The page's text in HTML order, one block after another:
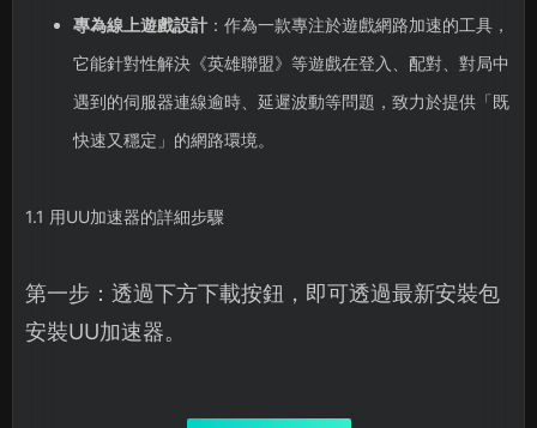
專為線上遊戲設計：作為一款專注於遊戲網路加速的工具，
它能針對性解決《英雄聯盟》等遊戲在登入、配對、對局中
遇到的伺服器連線逾時、延遲波動等問題，致力於提供「既
快速又穩定」的網路環境。
1.1 用UU加速器的詳細步驟
第一步：透過下方下載按鈕，即可透過最新安裝包
安裝UU加速器。